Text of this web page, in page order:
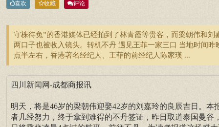
喜欢 收藏 评论
守株待兔”的香港媒体已经拍到了林青霞等贵客，而梁朝伟和刘
两口子也被收入镜头。转机不丹 遇见王菲一家三口 当地时间昨
点半左右，香港著名经纪人、王菲的前经纪人陈家瑛 ...
四川新闻网-成都商报讯
明天，将是46岁的梁朝伟迎娶42岁的刘嘉玲的良辰吉日。本
者几经努力，终于拿到难得的不丹签证，昨日取道泰国曼谷